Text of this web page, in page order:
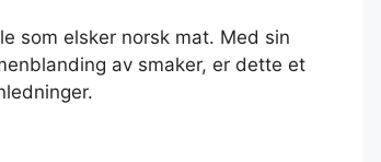
som elsker norsk mat. Med sin
av smaker, er dette et